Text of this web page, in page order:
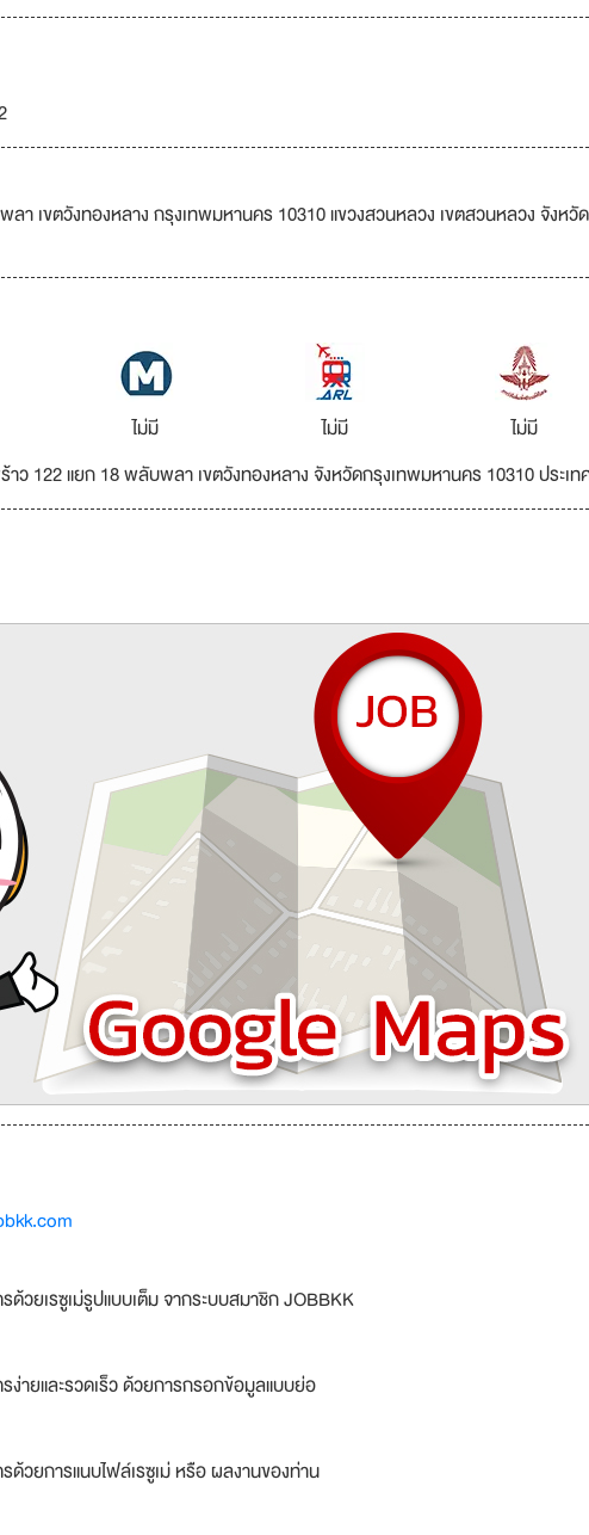
า เขตวังทองหลาง กรุงเทพมหานคร 10310 แขวงสวนหลวง เขตสวนหลวง จังหวัด
ไม่มี ไม่มี
ไม่มี
ว 122 แยก 18 พลับพลา เขตวังทองหลาง จังหวัดกรุงเทพมหานคร 10310 ประเท
ด้วยเรซูเม่รูปแบบเต็ม จากระบบสมาชิก JOBBKK
ง่ายและรวดเร็ว ด้วยการกรอกข้อมูลแบบย่อ
ด้วยการแนบไฟล์เรซูเม่ หรือ ผลงานของท่าน